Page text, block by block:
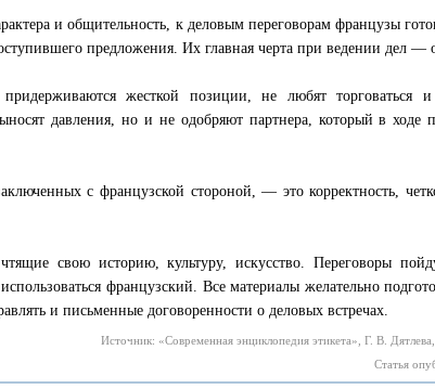
и общительность, к деловым переговорам французы
предложения. Их главная черта при ведении дел —
жесткой позиции, не любят торговаться
давления, но и не одобряют партнера, который в ходе
с французской стороной, — это корректность,
свою историю, культуру, искусство. Переговоры
французский. Все материалы желательно
и письменные договоренности о деловых встречах.
Источник: «Современная энциклопедия этикета», Г. В.
Статья